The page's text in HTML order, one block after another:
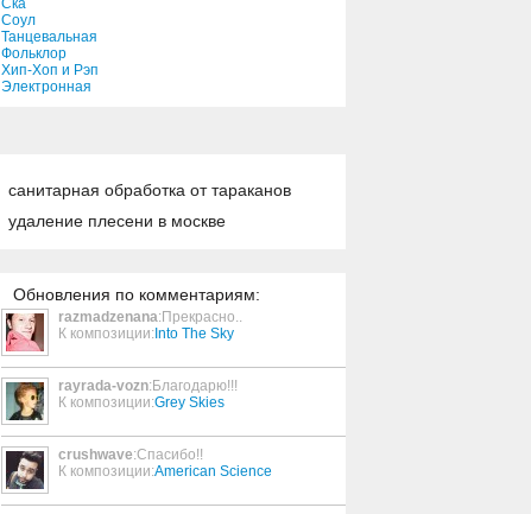
Ска
Соул
Танцевальная
Фольклор
Хип-Хоп и Рэп
Электронная
санитарная обработка от тараканов
удаление плесени в москве
Обновления по комментариям:
razmadzenana:Прекрасно..
К композиции: Into The Sky
rayrada-vozn:Благодарю!!!
К композиции:Grey Skies
crushwave:Спасибо!!
К композиции:American Science